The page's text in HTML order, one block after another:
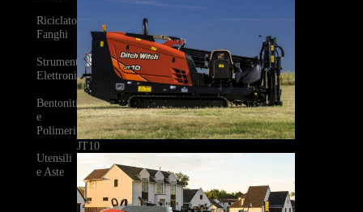
Riciclatori
Fanghi
Strumenti
Elettronici
Bentoniti
e
Polimeri
Utensili
e Aste
JT10